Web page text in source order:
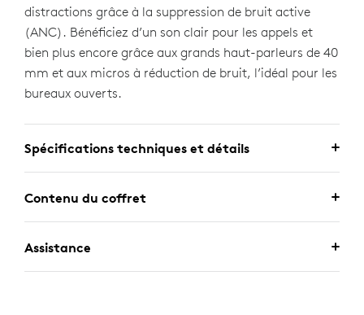
distractions grâce à la suppression de bruit active
(ANC). Bénéficiez d’un son clair pour les appels et
bien plus encore grâce aux grands haut-parleurs de 40
mm et aux micros à réduction de bruit, l’idéal pour les
bureaux ouverts.
Spécifications techniques et détails
Contenu du coffret
Assistance